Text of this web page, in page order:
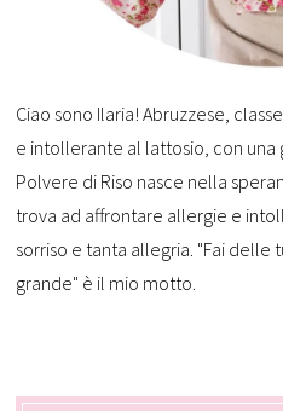
Ciao sono Ilaria! Abruzzese,
e intollerante al lattosio, con una
Polvere di Riso nasce nella
trova ad affrontare allergie e
sorriso e tanta allegria. "Fai
grande" è il mio motto.